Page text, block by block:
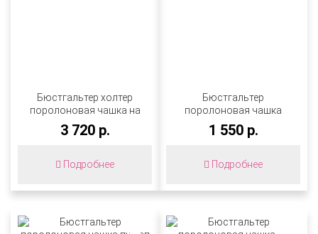
Бюстгальтер холтер
поролоновая чашка на
каркасах
ZE:BRA_523518_сосна
3 720 р.
Подробнее
Бюстгальтер
поролоновая чашка
пушап на каркасах
ZE:BRA_598524_цветочно-
1 550 р.
Подробнее